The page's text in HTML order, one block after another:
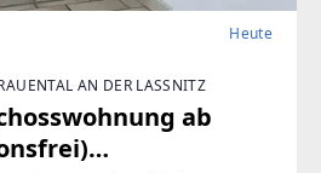
Heute
AN DER LASSNITZ
ab